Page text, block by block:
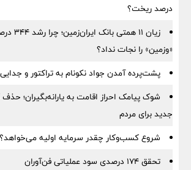
درصد ریخت؟
زیان ۱۱
«وزمین» را نجات نداد؟
پشت‌پرده آمدن جواد نکونام به تراکتور و
شوک پیامک احراز اقامت به یارانه‌بگیران؛ حذف
جدید برای مردم
شروع کسب‌وکار چقدر سرمایه اولیه می‌خواهد؟
تحقق ۱۷۴ درصدی سود عملیاتی فن‌آوران